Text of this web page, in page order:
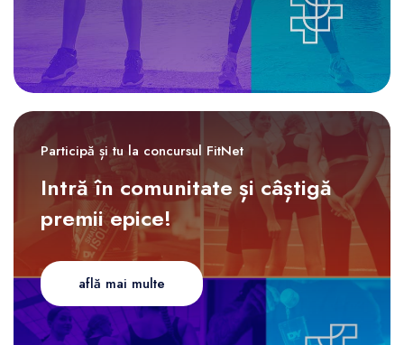
Participă și tu la concursul FitNet
Intră în comunitate și câștigă
premii epice!
află mai multe